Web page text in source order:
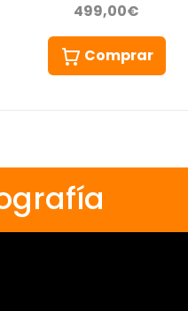
499,00€
Comprar